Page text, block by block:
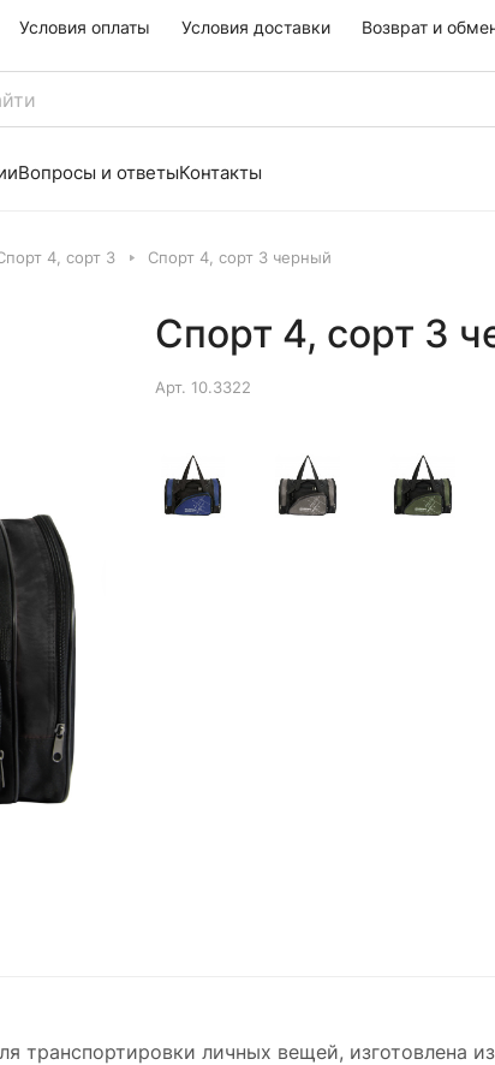
Условия оплаты Условия доставки Возврат и
Вопросы и ответыКонтакты
4, сорт 3 Спорт 4, сорт 3 черный
Спорт 4, сорт 3
Арт. 10.3322
транспортировки личных вещей, изготовлена